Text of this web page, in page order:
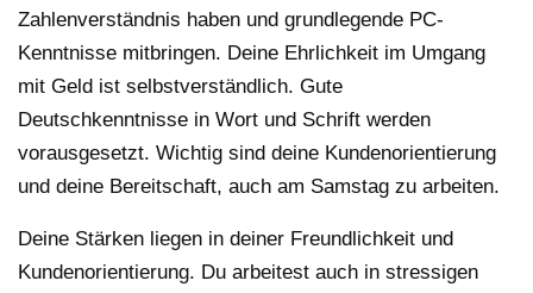
Zahlenverständnis haben und grundlegende PC-
Kenntnisse mitbringen. Deine Ehrlichkeit im Umgang
mit Geld ist selbstverständlich. Gute
Deutschkenntnisse in Wort und Schrift werden
vorausgesetzt. Wichtig sind deine Kundenorientierung
und deine Bereitschaft, auch am Samstag zu arbeiten.
Deine Stärken liegen in deiner Freundlichkeit und
Kundenorientierung. Du arbeitest auch in stressigen